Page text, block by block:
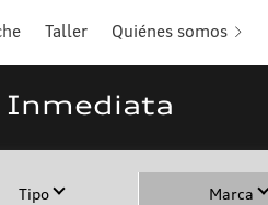
Taller Quiénes somos
Inmediata
Tipo Marca